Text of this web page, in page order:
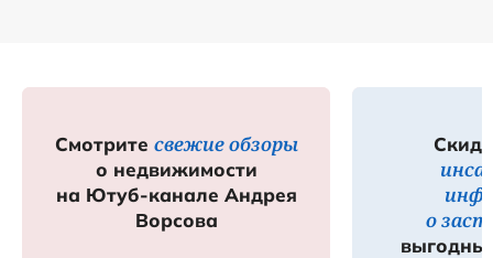
Смотрите свежие обзоры
о недвижимости
на Ютуб-канале Андрея
Ворсова
о